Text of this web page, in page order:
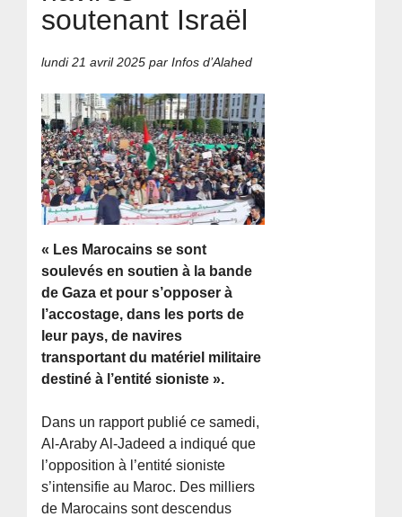
soutenant Israël
lundi 21 avril 2025 par Infos d’Alahed
« Les Marocains se sont
soulevés en soutien à la bande
de Gaza et pour s’opposer à
l’accostage, dans les ports de
leur pays, de navires
transportant du matériel militaire
destiné à l’entité sioniste ».
Dans un rapport publié ce samedi,
Al-Araby Al-Jadeed a indiqué que
l’opposition à l’entité sioniste
s’intensifie au Maroc. Des milliers
de Marocains sont descendus